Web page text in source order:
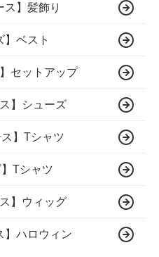
ス】髪飾り
】ベスト
セットアップ
】シューズ
ス】Tシャツ
】Tシャツ
】ウィッグ
】ハロウィン